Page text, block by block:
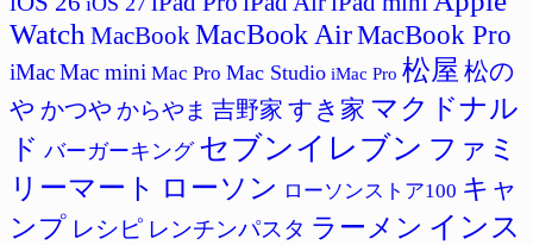
WatchMacBookMacBook AirMacBook Pro
iMacMac mini Mac Pro Mac Studio iMac Pro 松屋 松の
や かつや からやま 吉野家 すき家 マクドナル
ド バーガーキング セブンイレブン ファミ
リーマート ローソン ローソンストア100 キャ
ンプ レシピ レンチンパスタ ラーメン インス